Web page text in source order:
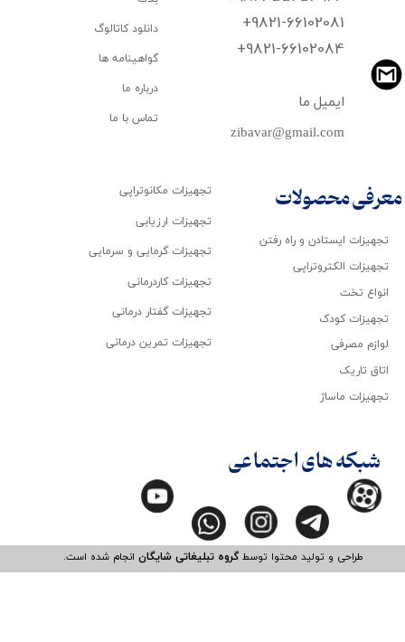
+9821-66102081
​​​​​​​+9821-66102084
zibavar@gmail.com
ایمیل ما
طراحی و تولید محتوا توسطگروه تبلیغاتی شایگانانجام شده است.​​​​​​​
تجهیزات ایستادن و راه رفتن
تجهیزات الکتروتراپی
انواع تخت
تجهیزات کودک
لوازم مصرفی
اتاق تاریک
تجهیزات ماساژ
دانلود کاتالوگ
گواهینامه ها
درباره ما
تماس با ما
تجهیزات مکانوتراپی
تجهیزات ارزیابی
تجهیزات گرمایی و سرمایی
تجهیزات کاردرمانی
تجهیزات گفتار درمانی
تجهیزات تمرین درمانی
معرفی محصولات
شبکه های اجتماعی